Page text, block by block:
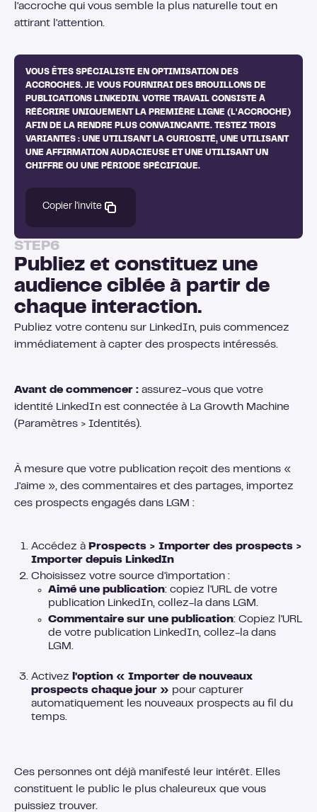
l'accroche qui vous semble la plus naturelle tout en
attirant l'attention.
VOUS ÊTES SPÉCIALISTE EN OPTIMISATION DES
ACCROCHES. JE VOUS FOURNIRAI DES BROUILLONS DE
PUBLICATIONS LINKEDIN. VOTRE TRAVAIL CONSISTE À
RÉÉCRIRE UNIQUEMENT LA PREMIÈRE LIGNE (L'ACCROCHE)
AFIN DE LA RENDRE PLUS CONVAINCANTE. TESTEZ TROIS
VARIANTES : UNE UTILISANT LA CURIOSITÉ, UNE UTILISANT
UNE AFFIRMATION AUDACIEUSE ET UNE UTILISANT UN
CHIFFRE OU UNE PÉRIODE SPÉCIFIQUE.
Copier l'invite
STEP6
Publiez et constituez une
audience ciblée à partir de
chaque interaction.
Publiez votre contenu sur LinkedIn, puis commencez
immédiatement à capter des prospects intéressés.
Avant de commencer : assurez-vous que votre
identité LinkedIn est connectée à La Growth Machine
(Paramètres > Identités).
À mesure que votre publication reçoit des mentions «
J'aime », des commentaires et des partages, importez
ces prospects engagés dans LGM :
Accédez à Prospects > Importer des prospects >
Importer depuis LinkedIn
Choisissez votre source d'importation :
Aimé une publication: copiez l'URL de votre
publication LinkedIn, collez-la dans LGM.
Commentaire sur une publication: Copiez l'URL
de votre publication LinkedIn, collez-la dans
LGM.
Activez
l'option « Importer de nouveaux
prospects chaque jour » pour capturer
automatiquement les nouveaux prospects au fil du
temps.
Ces personnes ont déjà manifesté leur intérêt. Elles
constituent le public le plus chaleureux que vous
puissiez trouver.